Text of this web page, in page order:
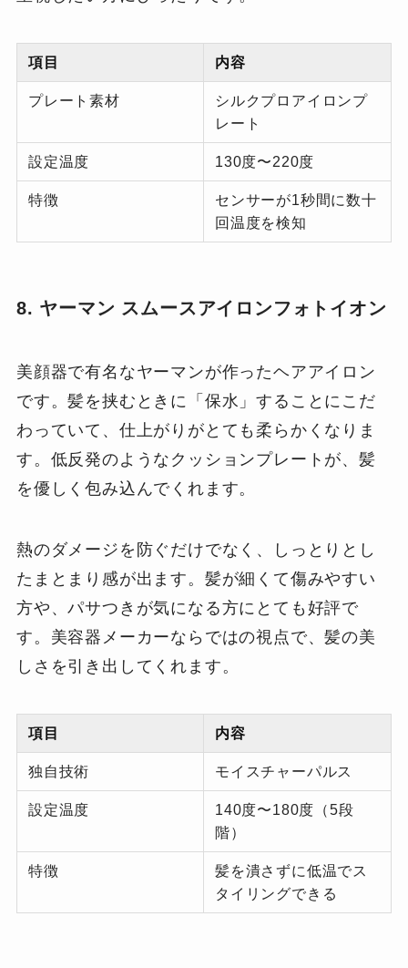
項目 内容
プレート素材
シルクプロアイロンプ
レート
設定温度 130度〜220度
特徴
センサーが1秒間に数十
回温度を検知
8. ヤーマン スムースアイロンフォトイオン
美顔器で有名なヤーマンが作ったヘアアイロン
です。髪を挟むときに「保水」することにこだ
わっていて、仕上がりがとても柔らかくなりま
す。低反発のようなクッションプレートが、髪
を優しく包み込んでくれます。
熱のダメージを防ぐだけでなく、しっとりとし
たまとまり感が出ます。髪が細くて傷みやすい
方や、パサつきが気になる方にとても好評で
す。美容器メーカーならではの視点で、髪の美
しさを引き出してくれます。
項目 内容
独自技術 モイスチャーパルス
設定温度
140度〜180度（5段
階）
特徴
髪を潰さずに低温でス
タイリングできる